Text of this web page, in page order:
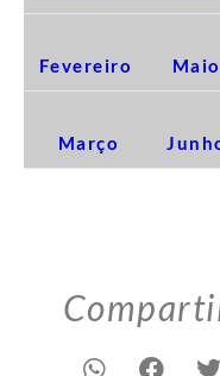
Fevereiro Maio
Março